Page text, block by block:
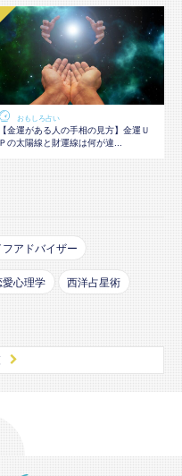
おもしろ占い
【金運がある人の手相の見方】金運Ｕ
Ｐの太陽線と財運線は何が違...
アドバイザー
愛心理学 西洋占星術